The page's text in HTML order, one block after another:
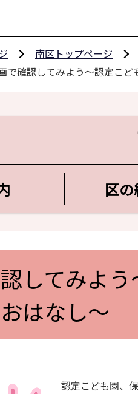
南区トップページ
で確認してみよう～認定こ
区
してみよう
はなし～
認定こども園、